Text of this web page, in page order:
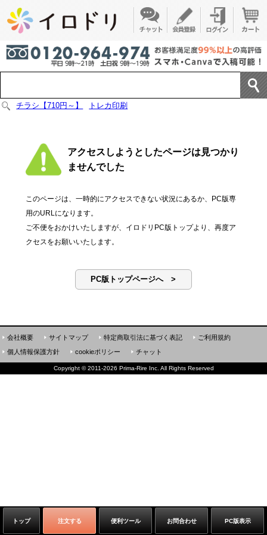
チラシ【710円～】 トレカ印刷
アクセスしようとしたページは見つかり
ませんでした
このページは、一時的にアクセスできない状況にあるか、PC版専
用のURLになります。
ご不便をおかけいたしますが、イロドリPC版トップより、再度ア
クセスをお願いいたします。
PC版トップページへ >
トップ 注文する 便利ツール お問合わせ PC版表示
会社概要 サイトマップ 特定商取引法に基づく表記
ご利用規約
個人情報保護方針
cookieポリシー チャット
Copyright ©2011-2026 Prima-Rire Inc. All Rights Reserved